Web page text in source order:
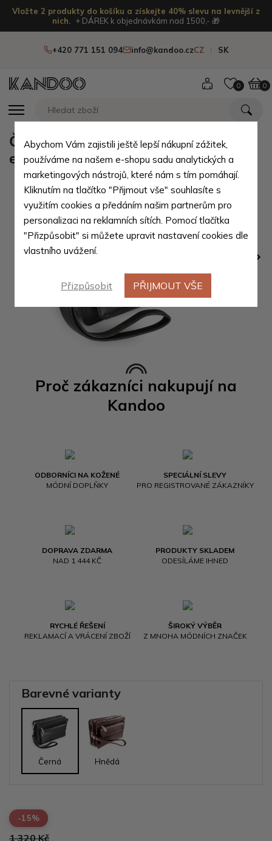
Vložte 2 produkty do košíku a získejte 40% slevu na levnější z
nich.
+ DÁREK k objednávkám nad 1500,- 🎁
+420 771 151 094 info@kandoo.czCZ SK
0 0
Proč zákazníci nakupují na
Kandoo
ODBORNÍCI NA KOŽENÉ
MÓDNÍ DOPLŇKY
SPECIÁLNÍ SLEVY
PRO REGISTROVANÉ ZÁKAZNÍKY
DOPRAVA ZDARMA
NAD 1 444 KČ
PRODUKTY SKLADEM
ODESÍLÁME IHNED
RYCHLÉ ŘEŠENÍ
REKLAMACÍ A VRÁCENÍ ZBOŽÍ
ŠIROKÝ VÝBĚR
Z MNOHA MÓDNÍCH ZNAČEK
Černá kožená pánská dvouzipová
etue Kayla
Barevné varianty
Černá Hnědá
-15%
1 320 Kč
Abychom Vám zajistili ještě lepší nákupní zážitek,
používáme na našem e-shopu sadu analytických a
marketingových nástrojů, které nám s tím pomáhají.
Kliknutím na tlačítko "Přijmout vše" souhlasíte s
využitím cookies a předáním našim partnerům pro
personalizaci na reklamních sítích. Pomocí tlačítka
"Přizpůsobit" si můžete upravit nastavení cookies dle
vlastního uvážení.
Přizpůsobit PŘIJMOUT VŠE